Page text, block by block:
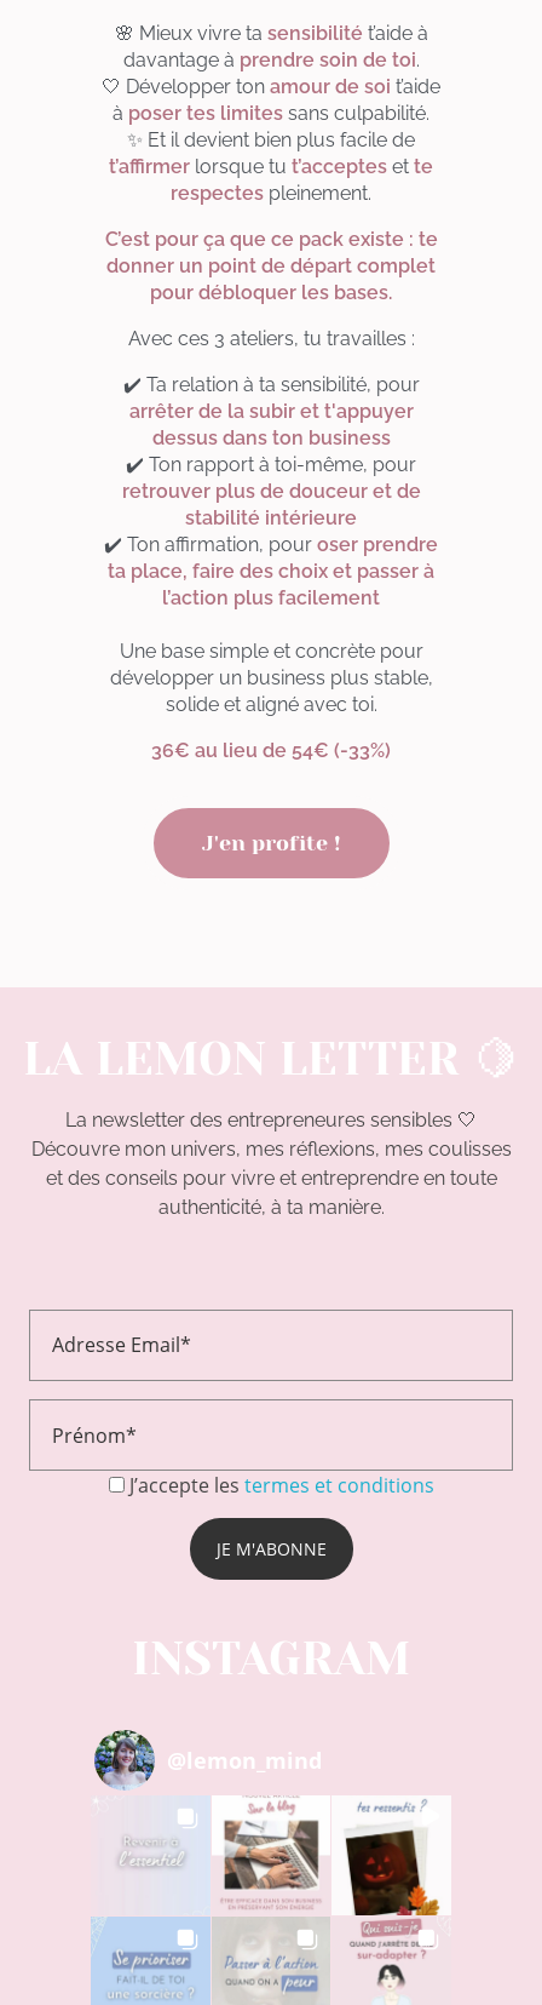
🌸 Mieux vivre ta sensibilité t’aide à
davantage à prendre soin de toi.
🤍 Développer ton amour de soi t’aide
à poser tes limites sans culpabilité.
✨ Et il devient bien plus facile de
t’affirmer lorsque tu t’acceptes et te
respectes pleinement.
C’est pour ça que ce pack existe : te
donner un point de départ complet
pour débloquer les bases.
Avec ces 3 ateliers, tu travailles :
✔️ Ta relation à ta sensibilité, pour
arrêter de la subir et t'appuyer
dessus dans ton business
✔️ Ton rapport à toi-même, pour
retrouver plus de douceur et de
stabilité intérieure
✔️ Ton affirmation, pour oser prendre
ta place, faire des choix et passer à
l’action plus facilement
Une base simple et concrète pour
développer un business plus stable,
solide et aligné avec toi.
36€ au lieu de 54€ (-33%)
J'en profite !
LA LEMON LETTER 🍋
La newsletter des entrepreneures sensibles 🤍
Découvre mon univers, mes réflexions, mes coulisses
et des conseils pour vivre et entreprendre en toute
authenticité, à ta manière.
J’accepte les termes et conditions
INSTAGRAM
@lemon_mind